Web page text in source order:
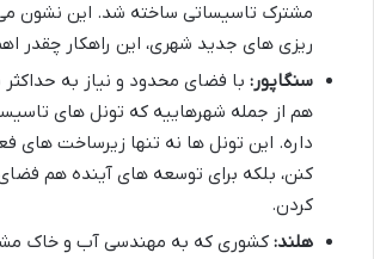
مشترک تاسیساتی ساخته شد. این نشون می
ریزی های جدید شهری، این راهکار چقدر
سنگاپور: با فضای محدود و نیاز به حداکثر
هم از جمله شهرهاییه که تونل های
داره. این تونل ها نه تنها زیرساخت های
کنن، بلکه برای توسعه های آینده هم
کردن.
هلند: کشوری که به مهندسی آب و خاک